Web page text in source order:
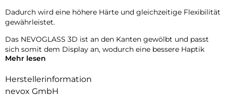
Dadurch wird eine höhere Härte und gleichzeitige Flexibilität
gewährleistet.
Das NEVOGLASS 3D ist an den Kanten gewölbt und passt
sich somit dem Display an, wodurch eine bessere Haptik
erzielt.
Durch die Umformungen wird das komplette Display
zuverlässig geschützt.
Mehr lesen
Herstellerinformation
nevox GmbH